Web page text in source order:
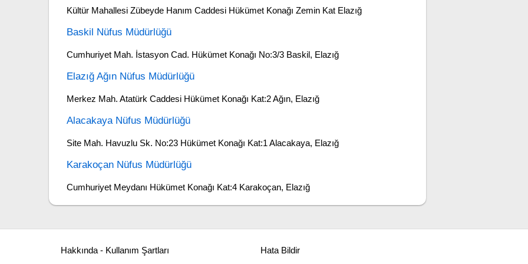
Kültür Mahallesi Zübeyde Hanım Caddesi Hükümet Konağı Zemin Kat Elazığ
Baskil Nüfus Müdürlüğü
Cumhuriyet Mah. İstasyon Cad. Hükümet Konağı No:3/3 Baskil, Elazığ
Elazığ Ağın Nüfus Müdürlüğü
Merkez Mah. Atatürk Caddesi Hükümet Konağı Kat:2 Ağın, Elazığ
Alacakaya Nüfus Müdürlüğü
Site Mah. Havuzlu Sk. No:23 Hükümet Konağı Kat:1 Alacakaya, Elazığ
Karakoçan Nüfus Müdürlüğü
Cumhuriyet Meydanı Hükümet Konağı Kat:4 Karakoçan, Elazığ
Hakkında - Kullanım Şartları Hata Bildir